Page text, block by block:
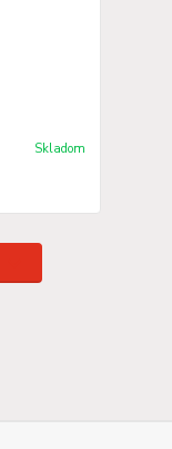
Skladom